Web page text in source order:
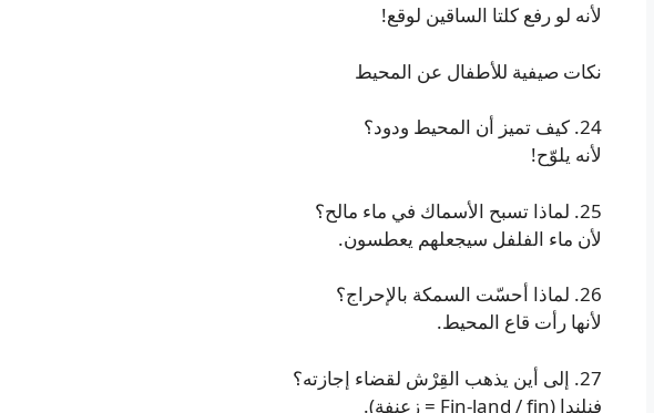
لأنه لو رفع كلتا الساقين لوقع!
نكات صيفية للأطفال عن المحيط
24. كيف تميز أن المحيط ودود؟
لأنه يلوّح!
25. لماذا تسبح الأسماك في ماء مالح؟
لأن ماء الفلفل سيجعلهم يعطسون.
26. لماذا أحسّت السمكة بالإحراج؟
لأنها رأت قاع المحيط.
27. إلى أين يذهب القِرْش لقضاء إجازته؟
فنلندا (Fin-land / fin = زعنفة).